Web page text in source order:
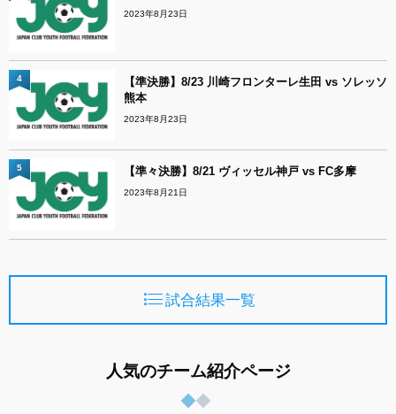
2023年8月23日
【準決勝】8/23 川崎フロンターレ生田 vs ソレッソ
熊本
2023年8月23日
4
【準々決勝】8/21 ヴィッセル神戸 vs FC多摩
2023年8月21日
5
試合結果一覧
人気のチーム紹介ページ